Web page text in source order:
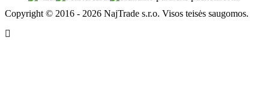
Copyright © 2016 - 2026 NajTrade s.r.o. Visos teisės saugomos.